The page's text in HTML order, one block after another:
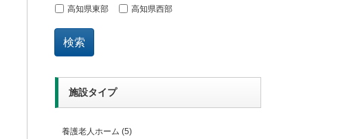
高知県東部
高知県西部
検索
施設タイプ
養護老人ホーム (5)